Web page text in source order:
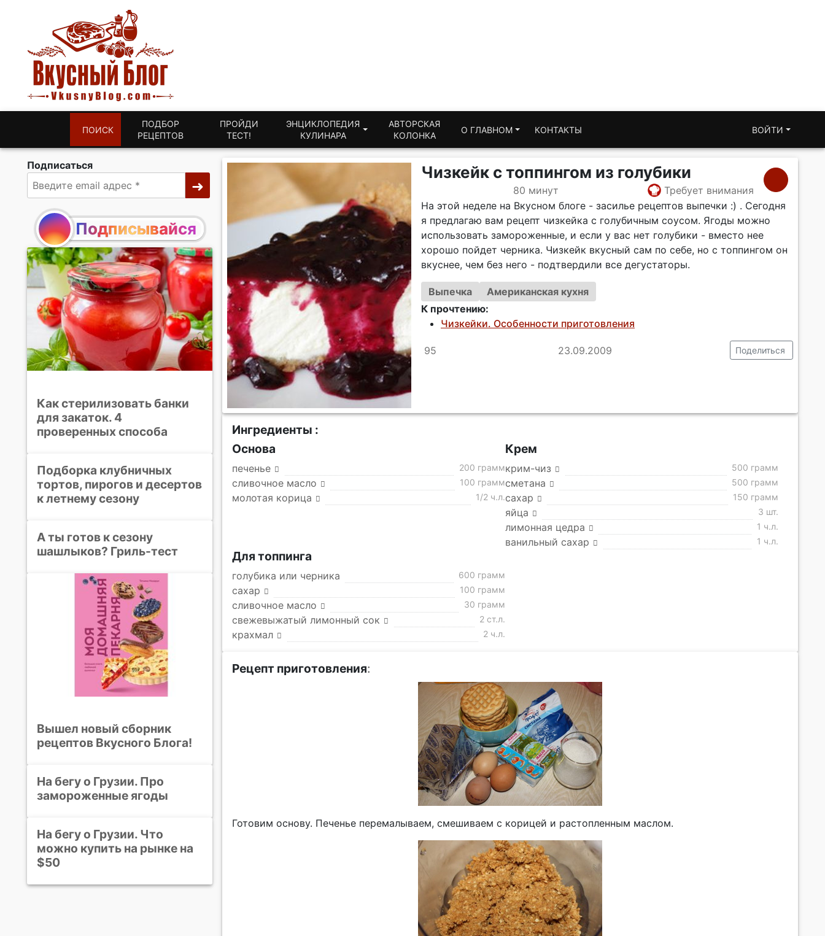
ПОИСК
ПОДБОР
РЕЦЕПТОВ
ПРОЙДИ
ТЕСТ!
ЭНЦИКЛОПЕДИЯ
КУЛИНАРА
АВТОРСКАЯ
КОЛОНКА
О ГЛАВНОМ КОНТАКТЫ ВОЙТИ
Чизкейк с топпингом из голубики
80 минут
Требует внимания
На этой неделе на Вкусном блоге - засилье рецептов выпечки :) . Сегодня
я предлагаю вам рецепт чизкейка с голубичным соусом. Ягоды можно
использовать замороженные, и если у вас нет голубики - вместо нее
хорошо пойдет черника. Чизкейк вкусный сам по себе, но с топпингом он
вкуснее, чем без него - подтвердили все дегустаторы.
Выпечка
Американская кухня
К прочтению:
Чизкейки. Особенности приготовления
95 23.09.2009 Поделиться
Ингредиенты :
Основа
печенье 200 грамм
сливочное масло 100 грамм
молотая корица 1/2 ч.л.
Крем
крим-чиз 500 грамм
сметана 500 грамм
сахар 150 грамм
яйца 3 шт.
лимонная цедра 1 ч.л.
ванильный сахар 1 ч.л.
Для топпинга
голубика или черника 600 грамм
сахар 100 грамм
сливочное масло 30 грамм
свежевыжатый лимонный сок 2 ст.л.
крахмал 2 ч.л.
Рецепт приготовления:
Готовим основу. Печенье перемалываем, смешиваем с корицей и растопленным маслом.
Подписаться
Подписывайся
Как стерилизовать банки
для закаток. 4
проверенных способа
Подборка клубничных
тортов, пирогов и десертов
к летнему сезону
А ты готов к сезону
шашлыков? Гриль-тест
Вышел новый сборник
рецептов Вкусного Блога!
На бегу о Грузии. Про
замороженные ягоды
На бегу о Грузии. Что
можно купить на рынке на
$50